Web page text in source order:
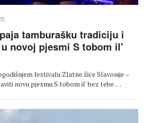
tamburašku tradiciju i
novoj pjesmi S tobom il'
festivalu Zlatne žice Slavonije –
novu pjesmu S tobom il' bez tebe …